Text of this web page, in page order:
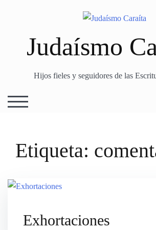
Judaísmo
Hijos fieles y seguidores de las
TOGGLE MOBILE MENU
Etiqueta:
Exhortaciones